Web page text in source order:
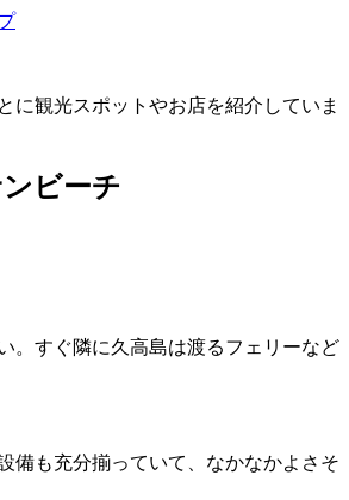
に観光スポットやお店を紹介していま
ビーチ
。すぐ隣に久高島は渡るフェリーなど
備も充分揃っていて、なかなかよさそ